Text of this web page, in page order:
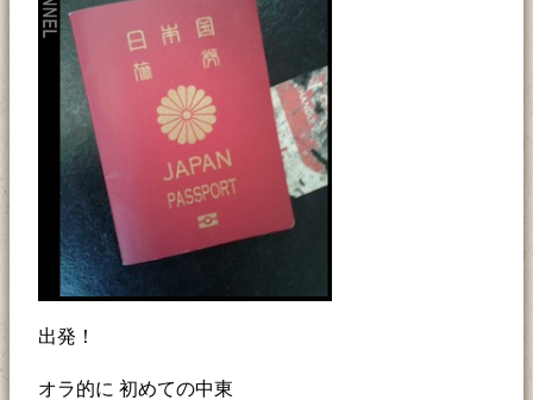
出発！
オラ的に 初めての中東